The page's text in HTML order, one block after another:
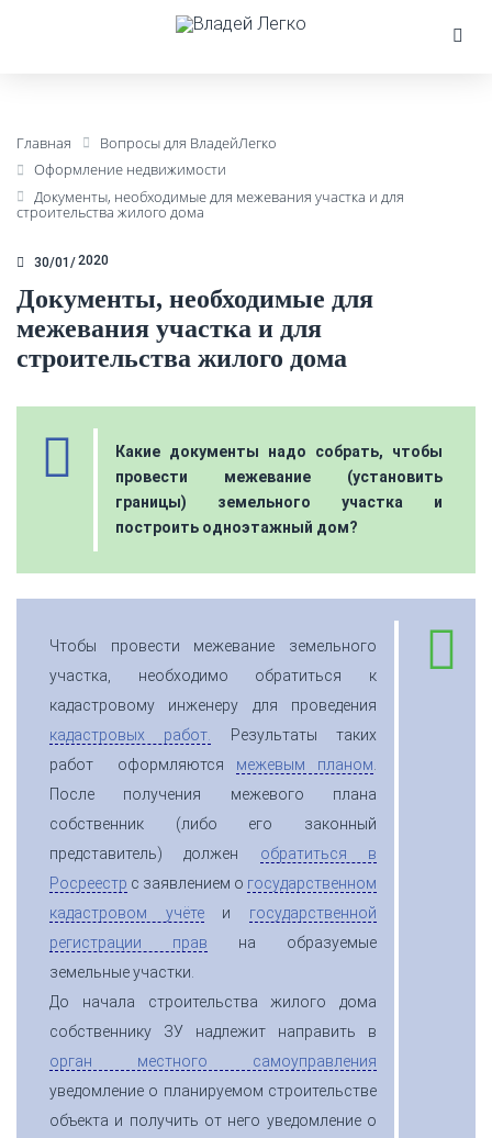
Главная
Вопросы для ВладейЛегко
Оформление недвижимости
Документы, необходимые для межевания участка и для
строительства жилого дома
30/01 2020
Документы, необходимые для
межевания участка и для
строительства жилого дома
Какие документы надо собрать, чтобы
провести межевание (установить
границы) земельного участка и
построить одноэтажный дом?
Чтобы провести межевание земельного
участка, необходимо обратиться к
кадастровому инженеру для проведения
кадастровых работ.
Результаты таких
работ оформляются межевым планом
После получения межевого плана
собственник (либо его законный
представитель) должен обратиться в
Росреестр с заявлением о государственном
кадастровом учётеи государственной
регистрации прав на образуемые
земельные участки.
До начала строительства жилого дома
собственнику ЗУ надлежит направить в
орган местного самоуправления
уведомление о планируемом строительстве
объекта и получить от него уведомление о